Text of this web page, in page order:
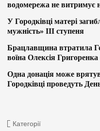
водомережа не витримує
У Городківці матері
мужність» ІІІ ступеня
Брацлавщина втратила
воїна Олексія Григоренка
Одна донація може
Городківці проведуть
Категорії